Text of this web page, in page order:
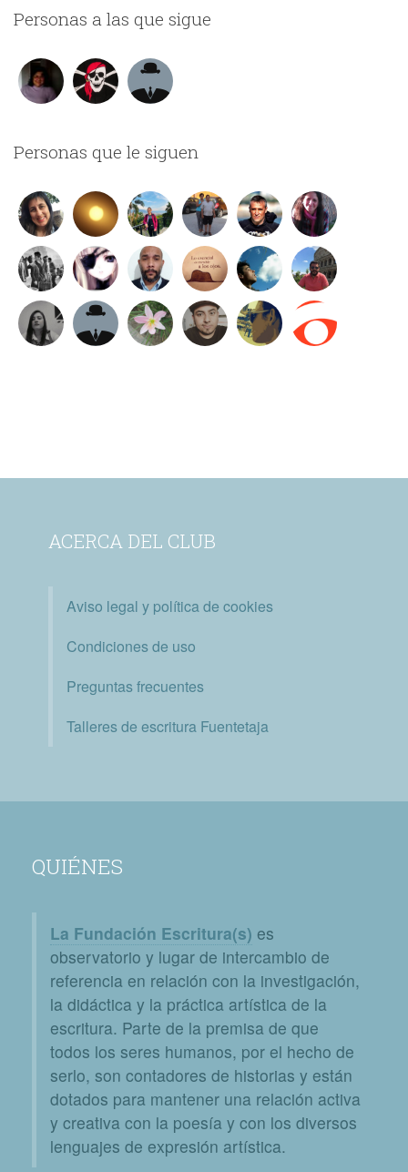
Personas a las que sigue
Personas que le siguen
ACERCA DEL CLUB
Aviso legal y política de cookies
Condiciones de uso
Preguntas frecuentes
Talleres de escritura Fuentetaja
QUIÉNES
La Fundación Escritura(s) es
observatorio y lugar de intercambio de
referencia en relación con la investigación,
la didáctica y la práctica artística de la
escritura. Parte de la premisa de que
todos los seres humanos, por el hecho de
serlo, son contadores de historias y están
dotados para mantener una relación activa
y creativa con la poesía y con los diversos
lenguajes de expresión artística.